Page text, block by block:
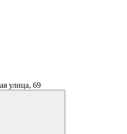
улица, 69